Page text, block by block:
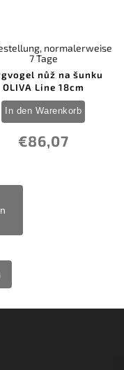
nůž na šunku
OLIVA Line 18cm
normalerweise
7 Tage
€86,07
In den Warenkorb